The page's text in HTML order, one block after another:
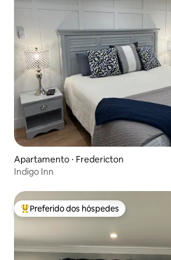
Apartamento ⋅ Fredericton
Indigo Inn
Entre os melhores preferidos dos
Preferido dos hóspedes